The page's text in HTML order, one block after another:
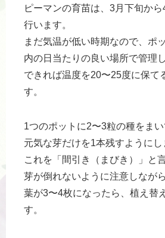
ピーマンの育苗は、3月下旬か
行います。
まだ気温が低い時期なので、ポ
内の日当たりの良い場所で管理
できれば温度を20〜25度に保て
す。
1つのポットに2〜3粒の種をま
元気な芽だけを1本残すようにし
これを「間引き（まびき）」と
芽が倒れないように注意しなが
葉が3〜4枚になったら、植え替
す。